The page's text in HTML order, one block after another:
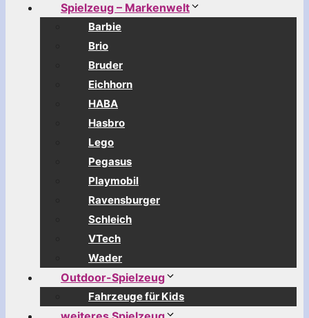
Spielzeug – Markenwelt
Barbie
Brio
Bruder
Eichhorn
HABA
Hasbro
Lego
Pegasus
Playmobil
Ravensburger
Schleich
VTech
Wader
Outdoor-Spielzeug
Fahrzeuge für Kids